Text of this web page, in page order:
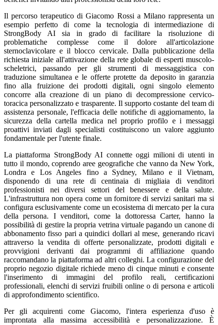
Il percorso terapeutico di Giacomo Rossi a Milano rappresenta un
esempio perfetto di come la tecnologia di intermediazione di
StrongBody AI sia in grado di facilitare la risoluzione di
problematiche complesse come il dolore all'articolazione
sternoclavicolare e il blocco cervicale. Dalla pubblicazione della
richiesta iniziale all'attivazione della rete globale di esperti muscolo-
scheletrici, passando per gli strumenti di messaggistica con
traduzione simultanea e le offerte protette da deposito in garanzia
fino alla fruizione dei prodotti digitali, ogni singolo elemento
concorre alla creazione di un piano di decompressione cervico-
toracica personalizzato e trasparente. Il supporto costante del team di
assistenza personale, l'efficacia delle notifiche di aggiornamento, la
sicurezza della cartella medica nel proprio profilo e i messaggi
proattivi inviati dagli specialisti costituiscono un valore aggiunto
fondamentale per l'utente finale.
La piattaforma StrongBody AI connette oggi milioni di utenti in
tutto il mondo, coprendo aree geografiche che vanno da New York,
Londra e Los Angeles fino a Sydney, Milano e il Vietnam,
disponendo di una rete di centinaia di migliaia di venditori
professionisti nei diversi settori del benessere e della salute.
L'infrastruttura non opera come un fornitore di servizi sanitari ma si
configura esclusivamente come un ecosistema di mercato per la cura
della persona. I venditori, come la dottoressa Carter, hanno la
possibilità di gestire la propria vetrina virtuale pagando un canone di
abbonamento fisso pari a quindici dollari al mese, generando ricavi
attraverso la vendita di offerte personalizzate, prodotti digitali e
provvigioni derivanti dai programmi di affiliazione quando
raccomandano la piattaforma ad altri colleghi. La configurazione del
proprio negozio digitale richiede meno di cinque minuti e consente
l'inserimento di immagini del profilo reali, certificazioni
professionali, elenchi di servizi fruibili online o di persona e articoli
di approfondimento scientifico.
Per gli acquirenti come Giacomo, l'intera esperienza d'uso è
improntata alla massima accessibilità e personalizzazione. È